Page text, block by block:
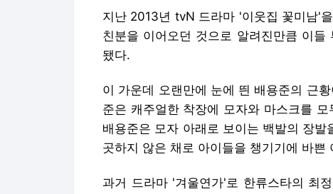
지난 2013년 tvN 드라마 '이웃집 꽃미남'
친분을 이어오던 것으로 알려진만큼 이
됐다.
이 가운데 오랜만에 눈에 띈 배용준의 근
준은 캐주얼한 착장에 모자와 마스크를
배용준은 모자 아래로 보이는 백발의 장
곳하지 않은 채로 아이들을 챙기기에 바쁜
과거 드라마 '겨울연가'로 한류스타의 최